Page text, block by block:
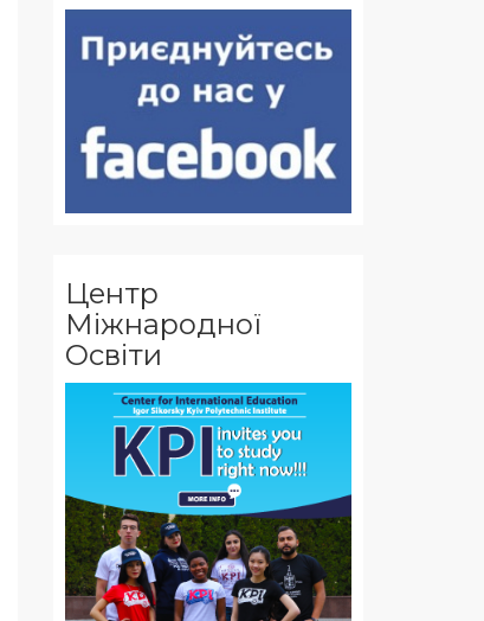
Центр
Міжнародної
Освіти